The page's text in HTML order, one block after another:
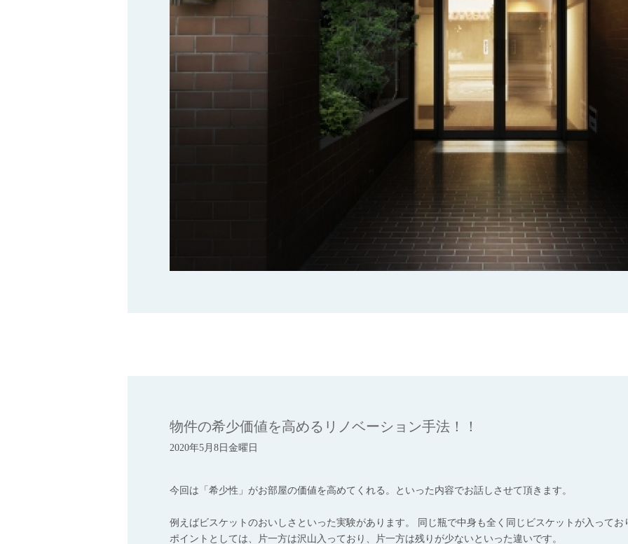
物件の希少価値を高めるリノベーション手法！！
2020年5月8日金曜日
今回は「希少性」がお部屋の価値を高めてくれる。といった内容でお話しさせて頂きます。
例えばビスケットのおいしさといった実験があります。 同じ瓶で中身も全く同じビスケットが入ってお
ポイントとしては、片一方は沢山入っており、片一方は残りが少ないといった違いです。